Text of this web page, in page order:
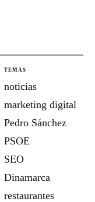
TEMAS
noticias
marketing digital
Pedro Sánchez
PSOE
SEO
Dinamarca
restaurantes